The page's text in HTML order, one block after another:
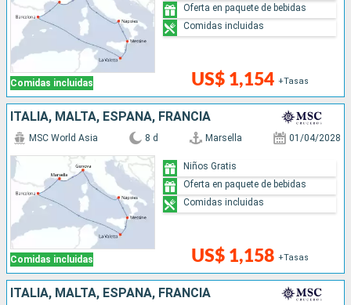
Comidas incluidas US$ 1,154 +Tasas
Oferta en paquete de bebidas
Comidas incluidas
ITALIA, MALTA, ESPAÑA, FRANCIA
Comidas incluidas
MSC World Asia 8 d Marsella 01/04/2028
US$ 1,158 +Tasas
Niños Gratis
Oferta en paquete de bebidas
Comidas incluidas
ITALIA, MALTA, ESPAÑA, FRANCIA